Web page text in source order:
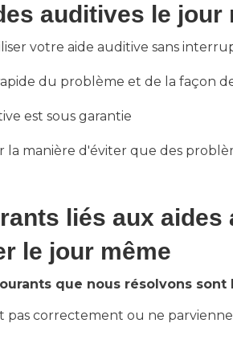
auditives le jour
votre aide auditive sans
du problème et de la façon
est sous garantie
la manière d'éviter que des
liés aux aides
le jour même
que nous résolvons sont
pas correctement ou ne